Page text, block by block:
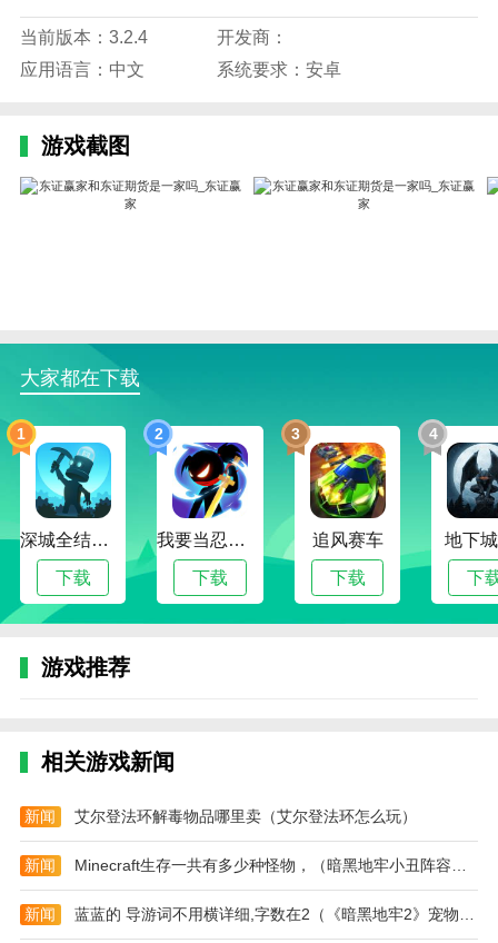
1)账户持有人身份证明原件；
2)订单签发人、资金分配人、对账单确认人身份证复印
3)提供个人银行借记卡作为期货结算账户(银行账户必须
生、光大、招商、兴业、平安银行)。
2.增加外部市场的展示。
3、增加皮肤开关
4.添加库存仓单、仓位列表和资金流信息。
5.开发新的应用程序升级框架。
如果您有任何建议或问题，请随时在APP中的【在线客
服】联系我们。
客户服务热线:400-885-9999
【炒股快速入门】稳健的股票组合参考，准确把握股票
佣金；
【云助标记】智能股票标记，实时提醒个股变化；
【股票牛人多】综合收益排名，大数据挖掘股票操盘
手；
【股票行情】a股、港股、美股、新三板实时行情；
当前版本：3.2.4
开发商：
应用语言：中文
系统要求：安卓
游戏截图
大家都在下载
1
深城全结局解锁版
下载
2
我要当忍者无限金币版
下载
3
追风赛车
下载
4
地下
下
游戏推荐
相关游戏新闻
新闻 艾尔登法环解毒物品哪里卖（艾尔登法环怎么玩）
新闻 Minecraft生存一共有多少种怪物，（暗黑地牢小丑阵容搭配）
新闻 蓝蓝的 导游词不用横详细,字数在2（《暗黑地牢2》宠物猫头鹰怎么样打）